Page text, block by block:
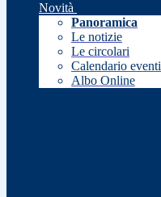
Novità
Panoramica
Le notizie
Le circolari
Calendario eventi
Albo Online